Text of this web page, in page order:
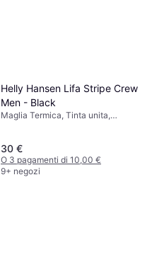
Helly Hansen Lifa Stripe Crew
Men - Black
Maglia Termica, Tinta unita,
30 €
O 3 pagamenti di 10,00 €
9+ negozi